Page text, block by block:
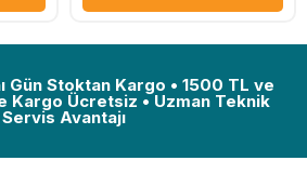
Gün Stoktan Kargo • 1500 TL ve
Kargo Ücretsiz • Uzman Teknik
Servis Avantajı